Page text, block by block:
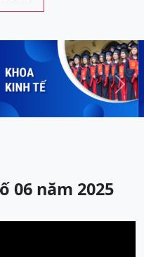
Next
06 năm 2025